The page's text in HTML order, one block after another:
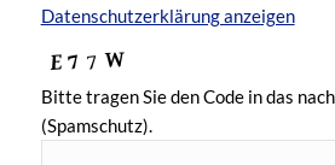
Datenschutzerklärung anzeigen
Bitte tragen Sie den Code in das
(Spamschutz).